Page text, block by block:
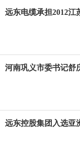
远东电缆承担2012江
河南巩义市委书记舒
远东控股集团入选亚